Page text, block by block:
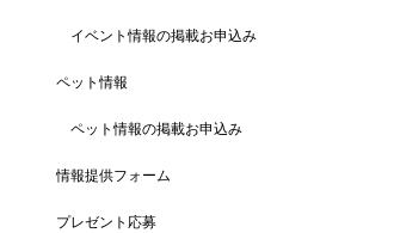
イベント情報の掲載お申込み
ペット情報
ペット情報の掲載お申込み
情報提供フォーム
プレゼント応募